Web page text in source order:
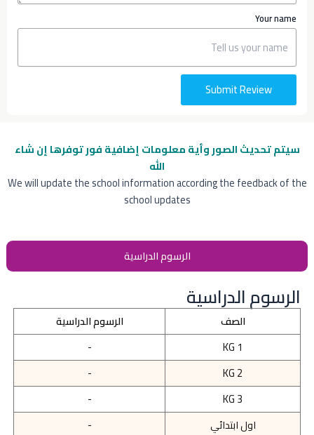
سيتم تحديث الصور وأية معلومات إضافيةفور توفرها إن شاء
الله
We will update the school information according the feedback of the
school updates
الرسوم الدراسية
الرسوم الدراسية
الصف
الرسوم الدراسية
KG 1
-
KG 2
-
KG 3
-
اول ابتدائي
-
Your name
Submit Review